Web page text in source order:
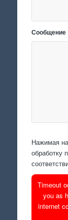
Сообщение
Нажимая
обработку
Timeout
you as
internet